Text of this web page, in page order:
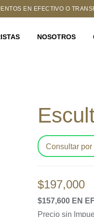
EN EFECTIVO O
NOSOTROS
Consultar
$197,000
$157,600 EN
Precio sin